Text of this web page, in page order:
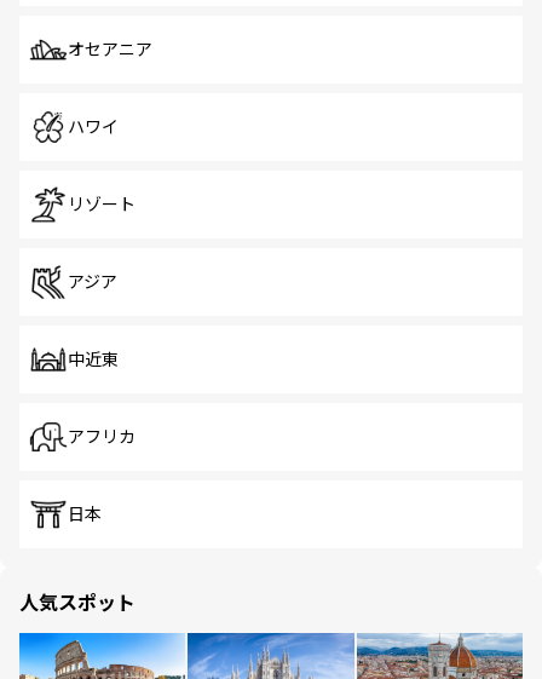
オセアニア
ハワイ
リゾート
アジア
中近東
アフリカ
日本
人気スポット